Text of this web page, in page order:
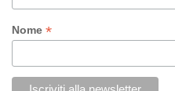
Nome *